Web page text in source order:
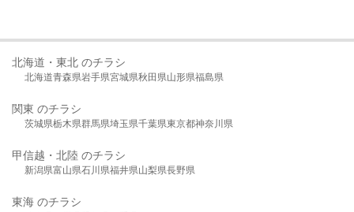
北海道・東北 のチラシ
北海道青森県岩手県宮城県秋田県山形県福島県
関東 のチラシ
茨城県栃木県群馬県埼玉県千葉県東京都神奈川県
甲信越・北陸 のチラシ
新潟県富山県石川県福井県山梨県長野県
東海 のチラシ